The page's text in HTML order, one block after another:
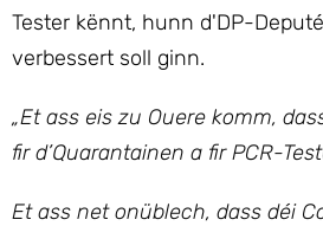
Tester kënnt, hunn d'DP-
verbessert soll ginn.
„Et ass eis zu Ouere komm,
fir d’Quarantainen a fir PCR-
Et ass net onüblech, dass déi